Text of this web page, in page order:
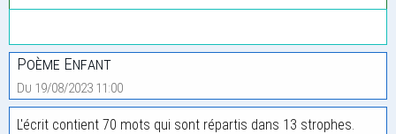
Poème Enfant
Du 19/08/2023 11:00
L'écrit contient 70 mots qui sont répartis dans 13 strophes.